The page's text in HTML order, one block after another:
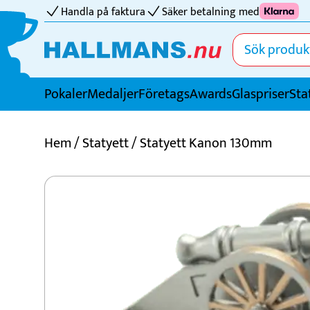
Handla på faktura Säker betalning med
PokalerMedaljerFöretagsAwardsGlaspriser
Idrotter
Basket
Hem/Statyett/ Statyett Kanon 130mm